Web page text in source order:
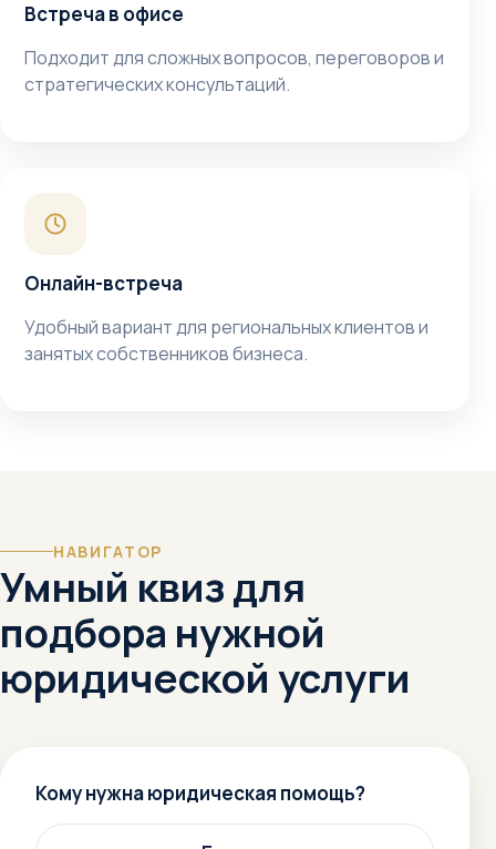
Встреча в офисе
Подходит для сложных вопросов, переговоров и
стратегических консультаций.
Онлайн-встреча
Удобный вариант для региональных клиентов и
занятых собственников бизнеса.
НАВИГАТОР
Умный квиз для
подбора нужной
юридической услуги
Кому нужна юридическая помощь?